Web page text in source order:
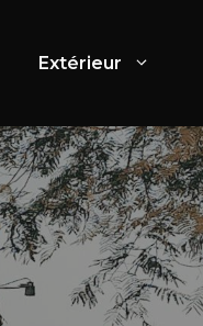
Extérieur